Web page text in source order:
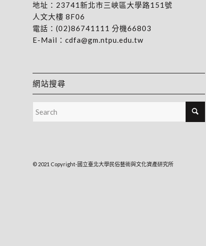
地址： 23741新北市三峽區大學路151號
人文大樓 8F06
電話： (02)86741111 分機66803
E-Mail： cdfa@gm.ntpu.edu.tw
網站搜尋
© 2021 Copyright-國立臺北大學民俗藝術與文化資產研究所